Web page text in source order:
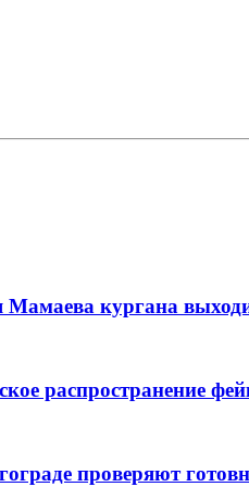
Мамаева кургана
распространение
проверяют